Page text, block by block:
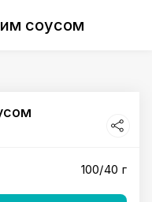
соусом
100/40 г